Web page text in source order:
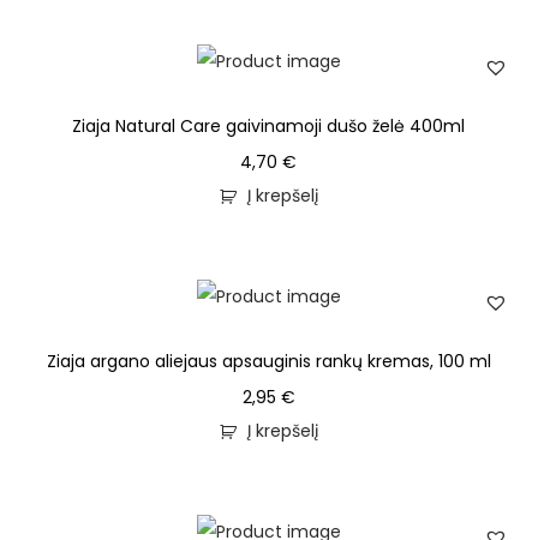
Ziaja Natural Care gaivinamoji dušo želė 400ml
4,70€
Į krepšelį
Ziaja argano aliejaus apsauginis rankų kremas, 100 ml
2,95 €
Į krepšelį